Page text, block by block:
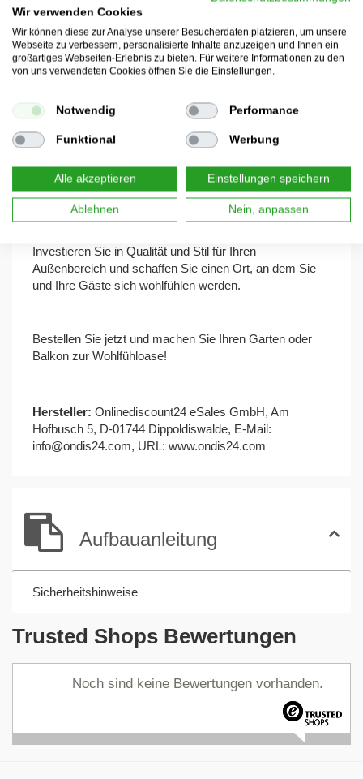
Hubtisch mit Hebefunktion
Ihren Couchtisch im Handumdrehen in einen
Esstisch – ideal für Mahlzeiten oder gesellige
Runden im Freien.
Design, das sich harmonisch in jede
Außenumgebung einfügt.
Dieses 4-teilige Rattan Sofa Set mit Hubtisch bietet
Ihnen Flexibilität und Komfort, egal ob Sie entspannen,
Investieren Sie in Qualität und Stil für Ihren
Außenbereich und schaffen Sie einen Ort, an dem Sie
und Ihre Gäste sich wohlfühlen werden.
Bestellen Sie jetzt und machen Sie Ihren Garten oder
Balkon zur Wohlfühloase!
Hersteller: Onlinediscount24 eSales GmbH, Am
Hofbusch 5, D-01744 Dippoldiswalde, E-Mail:
info@ondis24.com, URL: www.ondis24.com
Aufbauanleitung
Sicherheitshinweise
Trusted Shops Bewertungen
Noch sind keine Bewertungen vorhanden.
Wir verwenden Cookies
Wir können diese zur Analyse unserer Besucherdaten platzieren, um unsere
Webseite zu verbessern, personalisierte Inhalte anzuzeigen und Ihnen ein
großartiges Webseiten-Erlebnis zu bieten. Für weitere Informationen zu den
von uns verwendeten Cookies öffnen Sie die Einstellungen.
Notwendig Performance
Funktional Werbung
Alle akzeptieren Einstellungen speichern
Ablehnen Nein, anpassen